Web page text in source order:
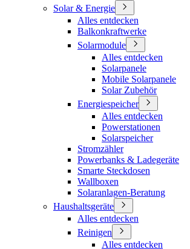
Solar & Energie
Alles entdecken
Balkonkraftwerke
Solarmodule
Alles entdecken
Solarpanele
Mobile Solarpanele
Solar Zubehör
Energiespeicher
Alles entdecken
Powerstationen
Solarspeicher
Stromzähler
Powerbanks & Ladegeräte
Smarte Steckdosen
Wallboxen
Solaranlagen-Beratung
Haushaltsgeräte
Alles entdecken
Reinigen
Alles entdecken